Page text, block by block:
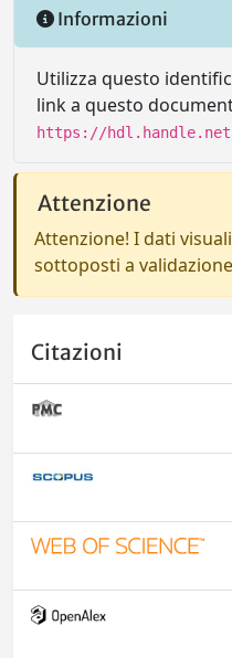
Informazioni
Utilizza questo
link a questo
https://hdl.handle.net/
Attenzione
Attenzione! I dati
sottoposti a
Citazioni